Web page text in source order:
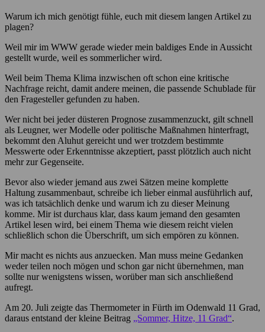
Warum ich mich genötigt fühle, euch mit diesem langen Artikel zu
plagen?
Weil mir im WWW gerade wieder mein baldiges Ende in Aussicht
gestellt wurde, weil es sommerlicher wird.
Weil beim Thema Klima inzwischen oft schon eine kritische
Nachfrage reicht, damit andere meinen, die passende Schublade für
den Fragesteller gefunden zu haben.
Wer nicht bei jeder düsteren Prognose zusammenzuckt, gilt schnell
als Leugner, wer Modelle oder politische Maßnahmen hinterfragt,
bekommt den Aluhut gereicht und wer trotzdem bestimmte
Messwerte oder Erkenntnisse akzeptiert, passt plötzlich auch nicht
mehr zur Gegenseite.
Bevor also wieder jemand aus zwei Sätzen meine komplette
Haltung zusammenbaut, schreibe ich lieber einmal ausführlich auf,
was ich tatsächlich denke und warum ich zu dieser Meinung
komme. Mir ist durchaus klar, dass kaum jemand den gesamten
Artikel lesen wird, bei einem Thema wie diesem reicht vielen
schließlich schon die Überschrift, um sich empören zu können.
Mir macht es nichts aus anzuecken. Man muss meine Gedanken
weder teilen noch mögen und schon gar nicht übernehmen, man
sollte nur wenigstens wissen, worüber man sich anschließend
aufregt.
Am 20. Juli zeigte das Thermometer in Fürth im Odenwald 11 Grad,
daraus entstand der kleine Beitrag „Sommer, Hitze, 11 Grad“.